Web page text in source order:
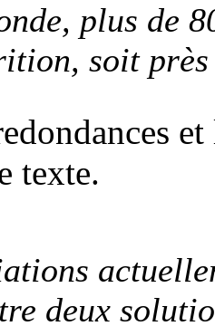
plus de
soit près
texte.
deux